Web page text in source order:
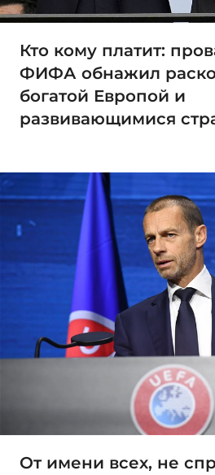
Кто кому платит:
ФИФА обнажил
богатой Европой и
развивающимися
От имени всех, не